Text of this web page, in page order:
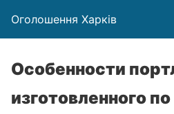
Оголошення Харків
Особенности
изготовленного